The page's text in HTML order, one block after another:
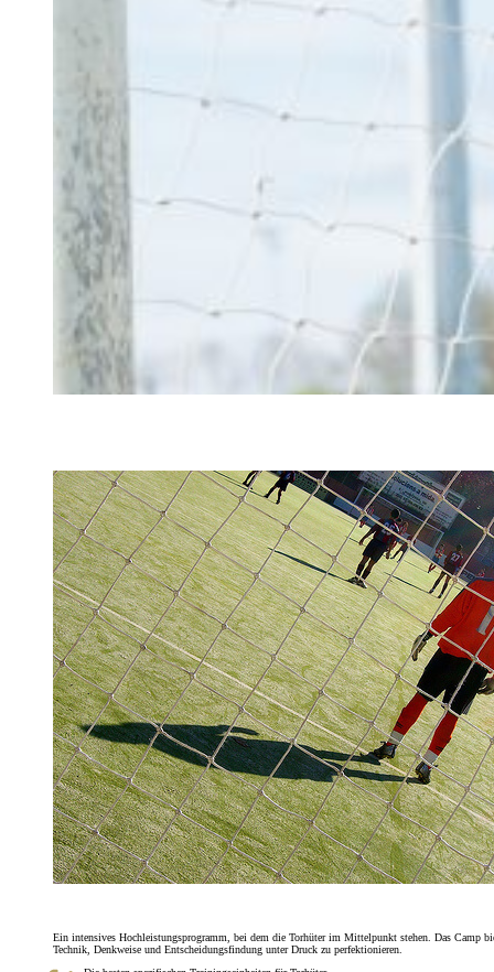
Ein intensives Hochleistungsprogramm, bei dem die Torhüter im Mittelpunkt stehen. Das Camp
Technik, Denkweise und Entscheidungsfindung unter Druck zu perfektionieren.